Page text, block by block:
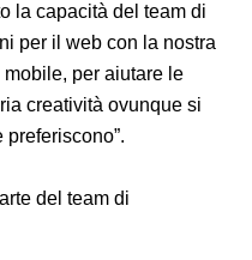
la capacità del team di
per il web con la nostra
per aiutare le
creatività ovunque si
del team di